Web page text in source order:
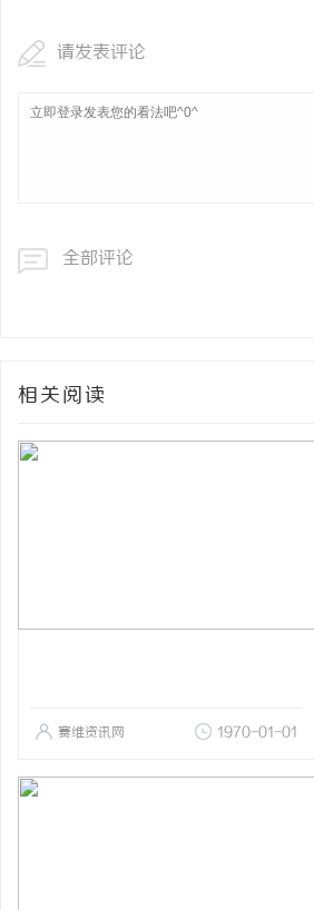
请发表评论
全部评论
相关阅读
赛维资讯网 1970-01-01